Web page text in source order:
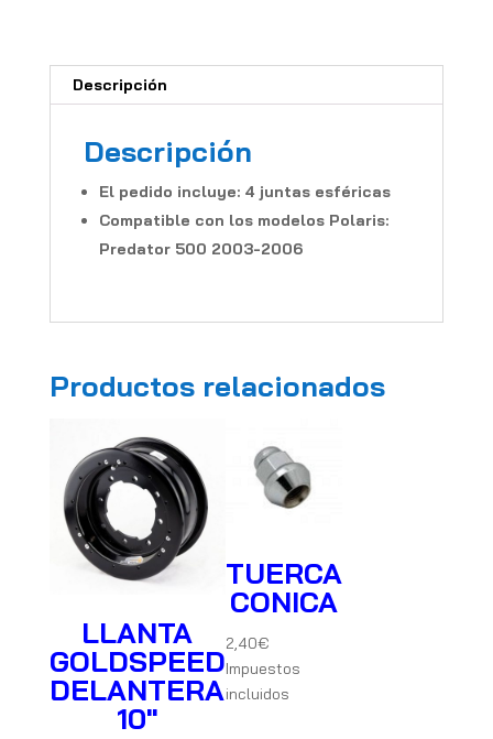
Descripción
Descripción
El pedido incluye: 4 juntas esféricas
Compatible con los modelos Polaris:
Predator 500 2003-2006
Productos relacionados
LLANTA
GOLDSPEED
DELANTERA
10″
TUERCA
CONICA
2,40€
Impuestos
incluidos